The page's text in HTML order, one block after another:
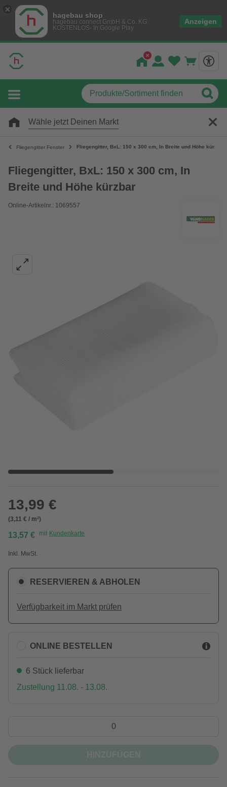
hagebau shop
hagebau connect GmbH & Co. KG
KOSTENLOS- In Google Play
Anzeigen
Wähle jetzt Deinen Markt
Fliegengitter Fenster Fliegengitter, BxL: 150 x 300 cm, In Breite und Höhe kürzbar
Fliegengitter, BxL: 150 x 300 cm, In
Breite und Höhe kürzbar
Online-Artikelnr.: 1069557
13,99 €
(3,11 € / m²)
13,57 € mit Kundenkarte
Inkl. MwSt.
RESERVIEREN & ABHOLEN
Verfügbarkeit im Markt prüfen
ONLINE BESTELLEN
6 Stück lieferbar
Zustellung 11.08. - 13.08.